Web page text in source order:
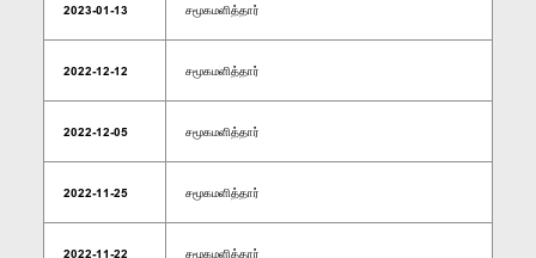
2023-01-13 சமூகமளித்தார்
2022-12-12 சமூகமளித்தார்
2022-12-05 சமூகமளித்தார்
2022-11-25 சமூகமளித்தார்
2022-11-22 சமூகமளித்தார்